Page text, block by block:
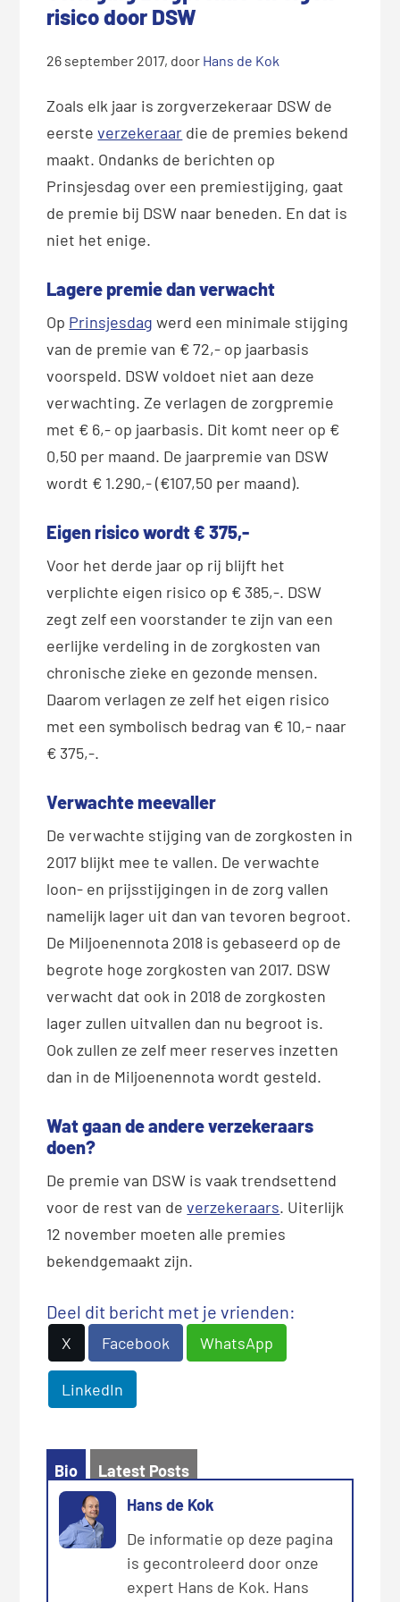
risico door DSW
26 september 2017, door Hans de Kok
Zoals elk jaar is zorgverzekeraar DSW de
eersteverzekeraar die de premies bekend
maakt. Ondanks de berichten op
Prinsjesdag over een premiestijging, gaat
de premie bij DSW naar beneden. En dat is
niet het enige.
Lagere premie dan verwacht
Op Prinsjesdag werd een minimale stijging
van de premie van € 72,- op jaarbasis
voorspeld. DSW voldoet niet aan deze
verwachting. Ze verlagen de zorgpremie
met € 6,- op jaarbasis. Dit komt neer op €
0,50 per maand. De jaarpremie van DSW
wordt € 1.290,- (€107,50 per maand).
Eigen risico wordt € 375,-
Voor het derde jaar op rij blijft het
verplichte eigen risico op € 385,-. DSW
zegt zelf een voorstander te zijn van een
eerlijke verdeling in de zorgkosten van
chronische zieke en gezonde mensen.
Daarom verlagen ze zelf het eigen risico
met een symbolisch bedrag van € 10,- naar
€ 375,-.
Verwachte meevaller
De verwachte stijging van de zorgkosten in
2017 blijkt mee te vallen. De verwachte
loon- en prijsstijgingen in de zorg vallen
namelijk lager uit dan van tevoren begroot.
De Miljoenennota 2018 is gebaseerd op de
begrote hoge zorgkosten van 2017. DSW
verwacht dat ook in 2018 de zorgkosten
lager zullen uitvallen dan nu begroot is.
Ook zullen ze zelf meer reserves inzetten
dan in de Miljoenennota wordt gesteld.
Wat gaan de andere verzekeraars
doen?
De premie van DSW is vaak trendsettend
voor de rest van deverzekeraars. Uiterlijk
12 november moeten alle premies
bekendgemaakt zijn.
Deel dit bericht met je vrienden:
X Facebook WhatsApp
LinkedIn
Bio
Latest Posts
Hans de Kok
De informatie op deze pagina
is gecontroleerd door onze
expert Hans de Kok. Hans